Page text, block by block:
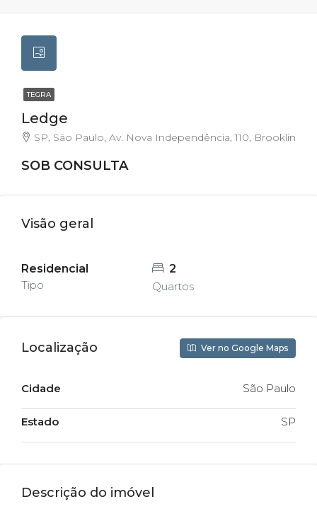
TEGRA
Ledge
SP, São Paulo, Av. Nova Independência, 110, Brooklin
SOB CONSULTA
Visão geral
Residencial
Tipo
2
Quartos
Localização Ver no Google Maps
Cidade São Paulo
Estado SP
Descrição do imóvel